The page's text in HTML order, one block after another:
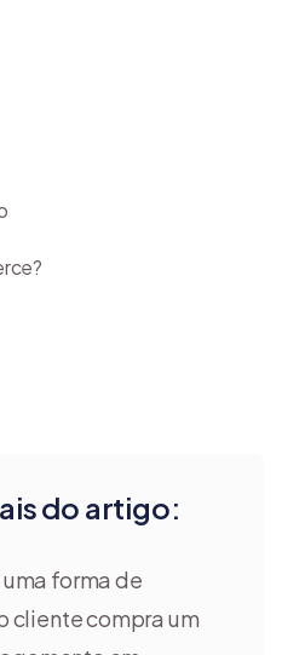
do artigo:
forma de
cliente compra um